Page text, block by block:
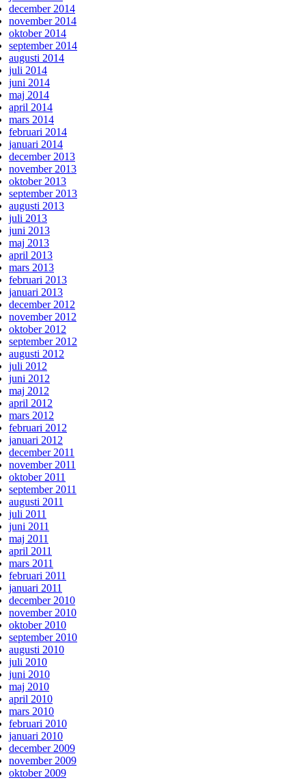
december 2014
november 2014
oktober 2014
september 2014
augusti 2014
juli 2014
juni 2014
maj 2014
april 2014
mars 2014
februari 2014
januari 2014
december 2013
november 2013
oktober 2013
september 2013
augusti 2013
juli 2013
juni 2013
maj 2013
april 2013
mars 2013
februari 2013
januari 2013
december 2012
november 2012
oktober 2012
september 2012
augusti 2012
juli 2012
juni 2012
maj 2012
april 2012
mars 2012
februari 2012
januari 2012
december 2011
november 2011
oktober 2011
september 2011
augusti 2011
juli 2011
juni 2011
maj 2011
april 2011
mars 2011
februari 2011
januari 2011
december 2010
november 2010
oktober 2010
september 2010
augusti 2010
juli 2010
juni 2010
maj 2010
april 2010
mars 2010
februari 2010
januari 2010
december 2009
november 2009
oktober 2009